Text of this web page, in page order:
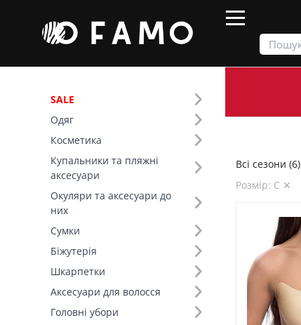
SALE
Одяг
Косметика
Купальники та пляжні
аксесуари
Окуляри та аксесуари до
них
Сумки
Біжутерія
Шкарпетки
Аксесуари для волосся
Головні убори
Фільтр
Ціна
Сезон (1)
Основний колір (2)
Розмір (26)
Всі сезони (6)
Розмір: С ✕